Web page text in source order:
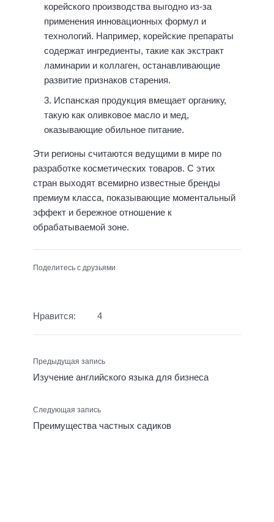
корейского производства выгодно из-за
применения инновационных формул и
технологий. Например, корейские препараты
содержат ингредиенты, такие как экстракт
ламинарии и коллаген, останавливающие
развитие признаков старения.
Испанская продукция вмещает органику,
такую как оливковое масло и мед,
оказывающие обильное питание.
Эти регионы считаются ведущими в мире по
разработке косметических товаров. С этих
стран выходят всемирно известные бренды
премиум класса, показывающие моментальный
эффект и бережное отношение к
обрабатываемой зоне.
Поделитесь с друзьями
Нравится: 4
Предыдущая запись
Изучение английского языка для бизнеса
Следующая запись
Преимущества частных садиков